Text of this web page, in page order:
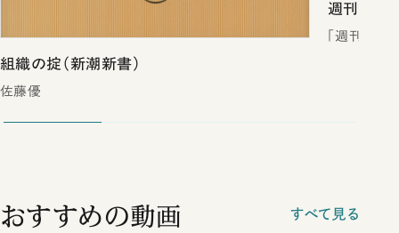
組織の掟（新潮新書）
佐藤優
週刊新潮
「週刊新潮
おすすめの動画 すべて見る